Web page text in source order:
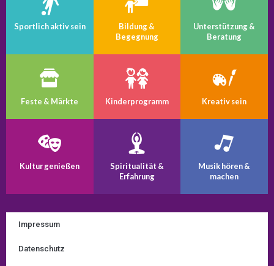
Sportlich aktiv sein
Bildung &
Begegnung
Unterstützung &
Beratung
Feste & Märkte Kinder­programm Kreativ sein
Kultur genießen
Spiritualität &
Erfahrung
Musik hören &
machen
Impressum
Datenschutz